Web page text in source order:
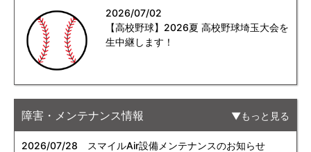
2026/07/02
【高校野球】2026夏 高校野球埼玉大会を
生中継します！
障害・メンテナンス情報 もっと見る
2026/07/28 スマイルAir設備メンテナンスのお知らせ